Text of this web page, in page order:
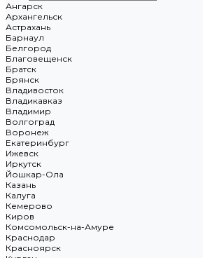
Ангарск
Архангельск
Астрахань
Барнаул
Белгород
Благовещенск
Братск
Брянск
Владивосток
Владикавказ
Владимир
Волгоград
Воронеж
Екатеринбург
Ижевск
Иркутск
Йошкар-Ола
Казань
Калуга
Кемерово
Киров
Комсомольск-на-Амуре
Краснодар
Красноярск